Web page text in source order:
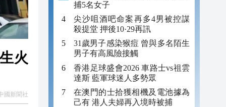
火
國新聞社
捕5名女子
尖沙咀酒吧命案再多4男被控謀
殺提堂 押後10·29再訊
31歲男子感染猴痘 曾與多名陌生
男子有高風險接觸
香港足球盛會2026 車路士vs祖雲
達斯 藍軍球迷人多勢眾
在澳門的士拾獲相機及電池據為
己有 港人夫婦再入境時被捕